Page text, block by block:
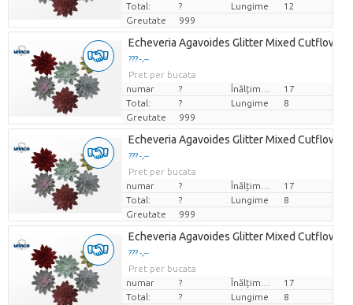
Total:
? Lungime
12
Greutate
999
Echeveria Agavoides Glitter Mixed Cutflower
??? -,--
Pret per bucata
numar
?
17
Total:
? Lungime
8
Greutate
999
Echeveria Agavoides Glitter Mixed Cutflower
??? -,--
Pret per bucata
numar
?
17
Total:
? Lungime
8
Greutate
999
Echeveria Agavoides Glitter Mixed Cutflower
??? -,--
Pret per bucata
numar
?
17
Total:
? Lungime
8